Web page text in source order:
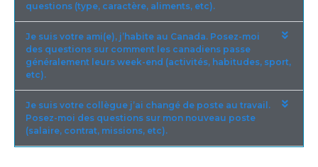
questions (type, caractère, aliments, etc).
Je suis votre ami(e), j’habite au Canada. Posez-moi
des questions sur comment les canadiens passe
généralement leurs week-end (activités, habitudes, sport,
etc).
Je suis votre collègue j’ai changé de poste au travail.
Posez-moi des questions sur mon nouveau poste
(salaire, contrat, missions, etc).